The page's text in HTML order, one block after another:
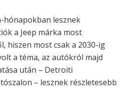
hónapokban lesznek
a Jeep márka most
hiszen most csak a 2030-ig
a téma, az autókról majd
után – Detroiti
– lesznek részletesebb